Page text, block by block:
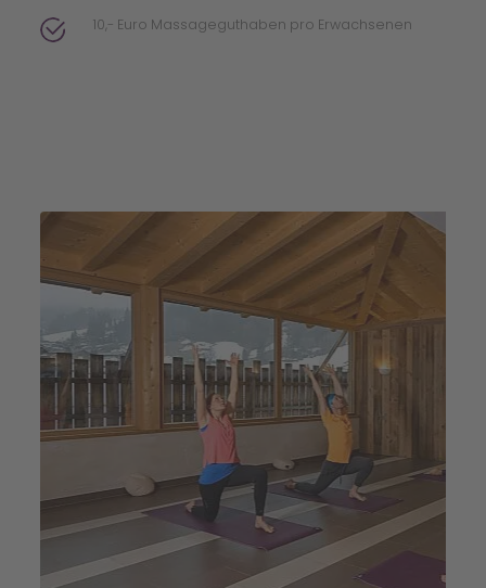
10,- Euro Massageguthaben pro Erwachsenen